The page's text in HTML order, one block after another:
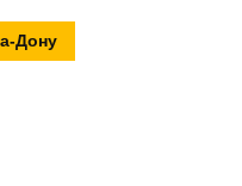
Дону